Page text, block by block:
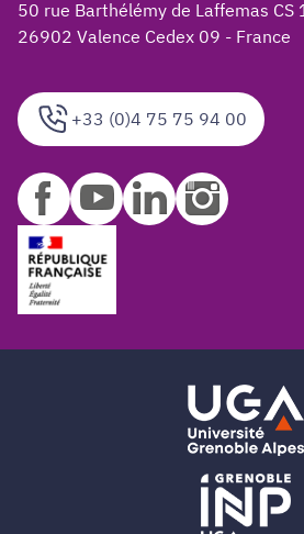
+33 (0)4 75 75 94 00
50 rue Barthélémy de Laffemas CS
26902 Valence Cedex 09 - France